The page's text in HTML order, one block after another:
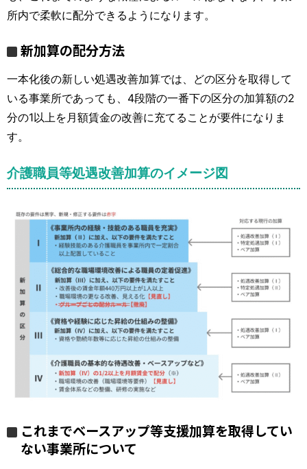
所内で柔軟に配分できるようになります。
新加算の配分方法
一本化後の新しい処遇改善加算では、どの区分を取得して
いる事業所であっても、4段階の一番下の区分の加算額の2
分の1以上を月額賃金の改善に充てることが要件になりま
す。
介護職員等処遇改善加算のイメージ図
これまでベースアップ等支援加算を取得してい
ない事業所について